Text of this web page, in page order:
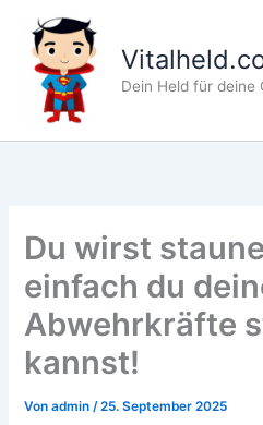
Inhalt
springen
Dein Held für deine
Du wirst
einfach du
Abwehrkräfte
kannst!
Vonadmin/25. September 2025